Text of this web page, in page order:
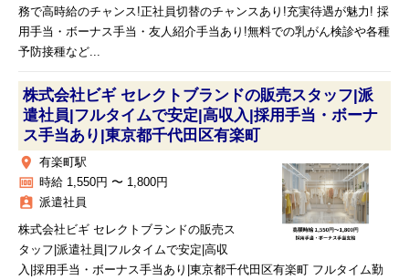
務で高時給のチャンス!正社員切替のチャンスあり!充実待遇が魅力! 採
用手当・ボーナス手当・友人紹介手当あり!無料での乳がん検診や各種
予防接種など...
株式会社ビギ セレクトブランドの販売スタッフ|派
遣社員|フルタイムで安定|高収入|採用手当・ボーナ
ス手当あり|東京都千代田区有楽町
place 有楽町駅
money 時給 1,550円 〜 1,800円
assignment_ind 派遣社員
株式会社ビギ セレクトブランドの販売ス
タッフ|派遣社員|フルタイムで安定|高収
入|採用手当・ボーナス手当あり|東京都千代田区有楽町 フルタイム勤